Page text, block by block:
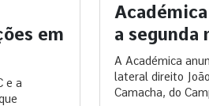
em
e a
a segunda
A Académica
lateral direito
Camacha, do